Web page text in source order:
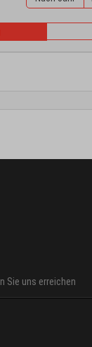
Sie uns erreichen